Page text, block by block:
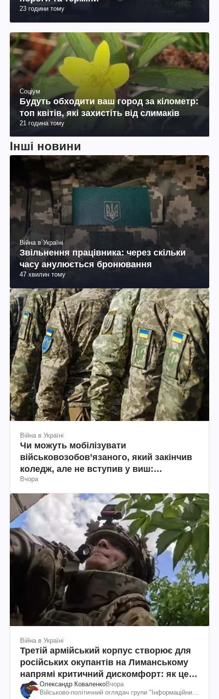
23 години тому
Соціум
Будуть обходити ваш город за кілометр:
топ квітів, які захистіть від слимаків
21 година тому
Інші новини
Війна в Україні
Звільнення працівника: через скільки
часу анулюється бронювання
47 хвилин тому
Війна в Україні
Чи можуть мобілізувати
військовозобов’язаного, який закінчив
коледж, але не вступив у виш:
пояснення юриста
Вчора
Війна в Україні
Третій армійський корпус створює для
російських окупантів на Лиманському
напрямі критичний дискомфорт: як це
вдалосяОлександр КоваленкоВчора
Військово-політичний оглядач групи "Інформаційний